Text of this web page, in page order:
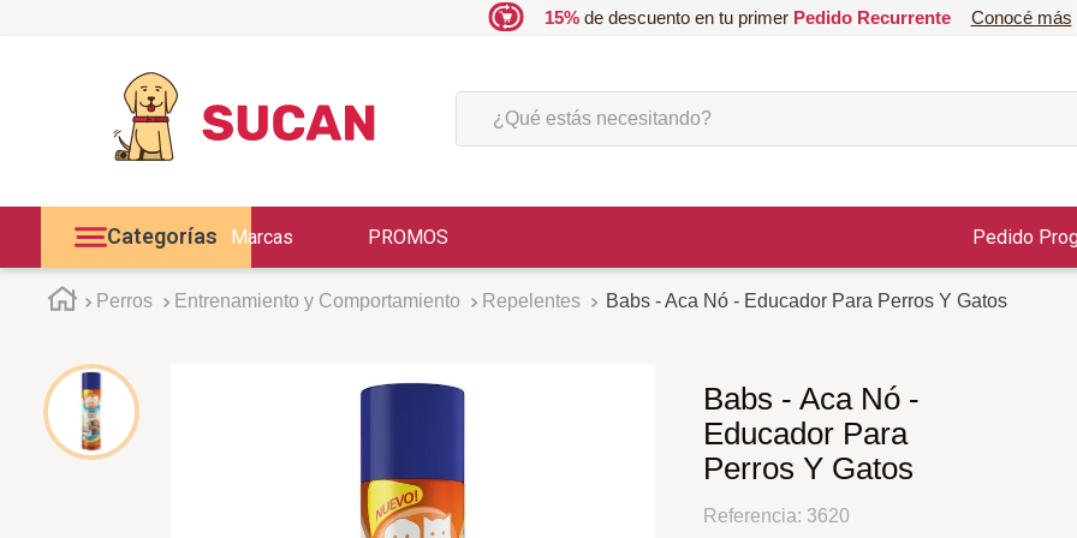
15%de descuento en tu primer Pedido Recurrente Conocé más
¿Qué estás necesitando?
Categorías Marcas PROMOS Pedido
Perros Entrenamiento y Comportamiento Repelentes Babs - Aca Nó - Educador Para Perros Y Gatos
Babs - Aca Nó -
Educador Para
Perros Y Gatos
Referencia: 3620